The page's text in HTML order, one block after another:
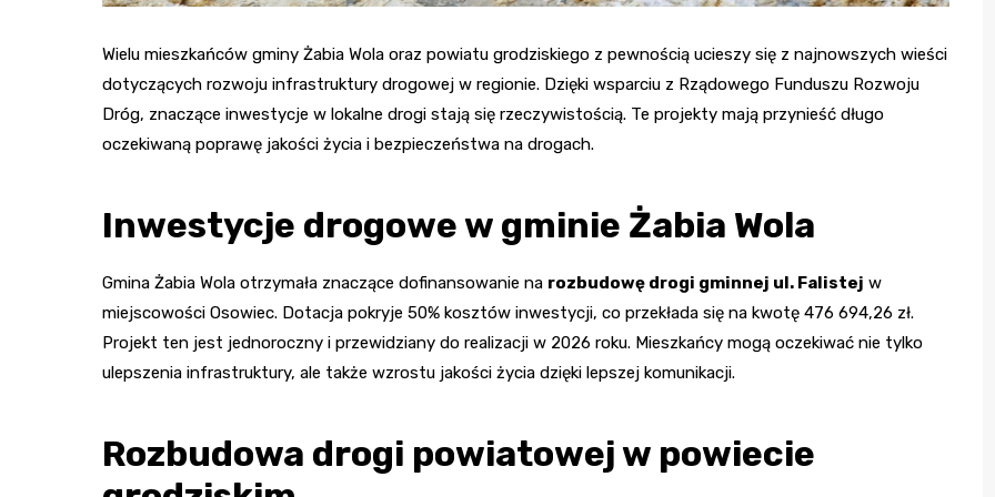
Wielu mieszkańców gminy Żabia Wola oraz powiatu grodziskiego z pewnością ucieszy się z najnowszych wieści
dotyczących rozwoju infrastruktury drogowej w regionie. Dzięki wsparciu z Rządowego Funduszu Rozwoju
Dróg, znaczące inwestycje w lokalne drogi stają się rzeczywistością. Te projekty mają przynieść długo
oczekiwaną poprawę jakości życia i bezpieczeństwa na drogach.
Inwestycje drogowe w gminie Żabia Wola
Gmina Żabia Wola otrzymała znaczące dofinansowanie na rozbudowę drogi gminnej ul. Falistej w
miejscowości Osowiec. Dotacja pokryje 50% kosztów inwestycji, co przekłada się na kwotę 476 694,26 zł.
Projekt ten jest jednoroczny i przewidziany do realizacji w 2026 roku. Mieszkańcy mogą oczekiwać nie tylko
ulepszenia infrastruktury, ale także wzrostu jakości życia dzięki lepszej komunikacji.
Rozbudowa drogi powiatowej w powiecie